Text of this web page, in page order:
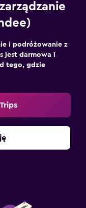
i podróżowanie z
jest darmowa i
tego, gdzie